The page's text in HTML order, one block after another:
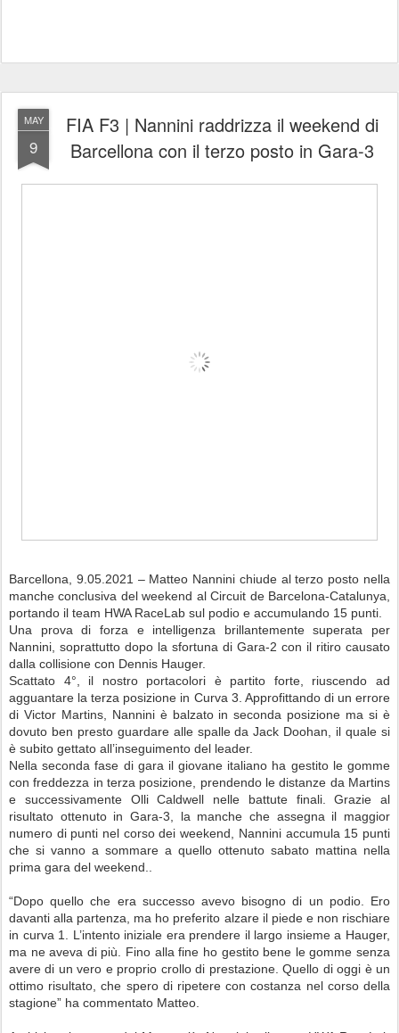
MAY
9
FIA F3 | Nannini raddrizza il weekend di
Barcellona con il terzo posto in Gara-3
Barcellona, 9.05.2021 – Matteo Nannini chiude al terzo posto nella
manche conclusiva del weekend al Circuit de Barcelona-Catalunya,
portando il team HWA RaceLab sul podio e accumulando 15 punti.
Una prova di forza e intelligenza brillantemente superata per
Nannini, soprattutto dopo la sfortuna di Gara-2 con il ritiro causato
dalla collisione con Dennis Hauger.
Scattato 4°, il nostro portacolori è partito forte, riuscendo ad
agguantare la terza posizione in Curva 3. Approfittando di un errore
di Victor Martins, Nannini è balzato in seconda posizione ma si è
dovuto ben presto guardare alle spalle da Jack Doohan, il quale si
è subito gettato all’inseguimento del leader.
Nella seconda fase di gara il giovane italiano ha gestito le gomme
con freddezza in terza posizione, prendendo le distanze da Martins
e successivamente Olli Caldwell nelle battute finali. Grazie al
risultato ottenuto in Gara-3, la manche che assegna il maggior
numero di punti nel corso dei weekend, Nannini accumula 15 punti
che si vanno a sommare a quello ottenuto sabato mattina nella
prima gara del weekend..
“Dopo quello che era successo avevo bisogno di un podio. Ero
davanti alla partenza, ma ho preferito alzare il piede e non rischiare
in curva 1. L’intento iniziale era prendere il largo insieme a Hauger,
ma ne aveva di più. Fino alla fine ho gestito bene le gomme senza
avere di un vero e proprio crollo di prestazione. Quello di oggi è un
ottimo risultato, che spero di ripetere con costanza nel corso della
stagione” ha commentato Matteo.